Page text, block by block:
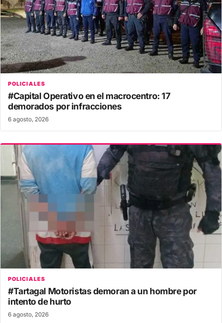
POLICIALES
#Capital Operativo en el macrocentro: 17
demorados por infracciones
6 agosto, 2026
POLICIALES
#Tartagal Motoristas demoran a un hombre por
intento de hurto
6 agosto, 2026